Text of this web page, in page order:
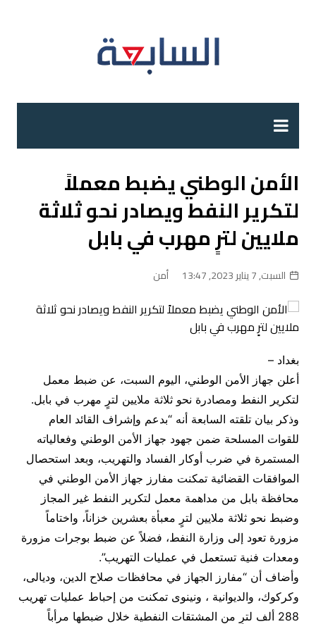
الأمن الوطني يضبط معملاً
لتكرير النفط ويصادر نحو ثلاثة
ملايين لترٍ مهرب في بابل
السبت, 7 يناير 2023, 13:47 أمن
بغداد –
أعلن جهاز الأمن الوطني، اليوم السبت، عن ضبط معمل
لتكرير النفط ومصادرة نحو ثلاثة ملايين لترٍ مهرب في بابل.
وذكر بيان تلقته السابعة أنه “بدعم وإشراف القائد العام
للقوات المسلحة ضمن جهود جهاز الأمن الوطني وفعالياته
المستمرة في ضرب أوكار الفساد والتهريب، وبعد استحصال
الموافقات القضائية تمكنت مفارز جهاز الأمن الوطني في
محافظة بابل من مداهمة معمل لتكرير النفط غير المجاز
وضبط نحو ثلاثة ملايين لترٍ معبأة بعشرين خزاناً، واختاماً
مزورة تعود إلى وزارة النفط، فضلاً عن ضبط بوجرات مزورة
ومعدات فنية تستعمل في عمليات التهريب”.
وأضاف أن “مفارز الجهاز في محافظات صلاح الدين، وديالى،
وكركوك، والديوانية ، ونينوى تمكنت من إحباط عمليات تهريب
288 ألف لترٍ من المشتقات النفطية خلال ضبطها مرأباً